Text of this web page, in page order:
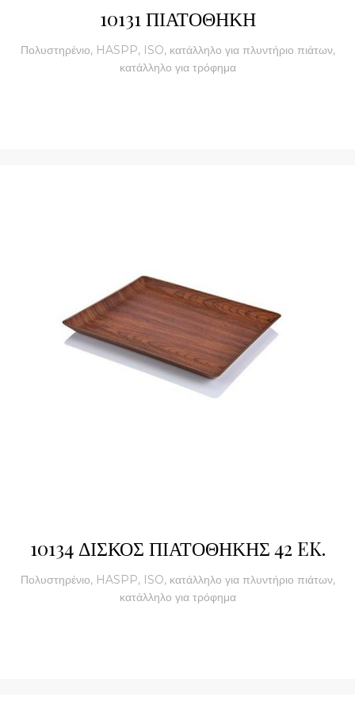
10131 ΠΙΑΤΟΘΗΚΗ
Πολυστηρένιο, HASPP, ISO, κατάλληλο για πλυντήριο πιάτων,
κατάλληλο για τρόφημα
10134 ΔΙΣΚΟΣ ΠΙΑΤΟΘΗΚΗΣ 42 EK.
Πολυστηρένιο, HASPP, ISO, κατάλληλο για πλυντήριο πιάτων,
κατάλληλο για τρόφημα